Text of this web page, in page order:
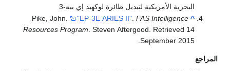
البحرية الأمريكية لتبديل طائرة لوكهيد إي بيه-3
^
Pike, John. "EP-3E ARIES II".FAS Intelligence
Resources Program. Steven Aftergood. Retrieved 14
September 2015
.
المراجع